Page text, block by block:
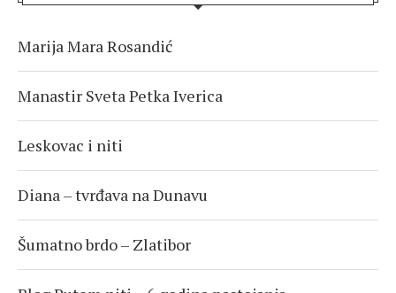
Marija Mara Rosandić
Manastir Sveta Petka Iverica
Leskovac i niti
Diana – tvrđava na Dunavu
Šumatno brdo – Zlatibor